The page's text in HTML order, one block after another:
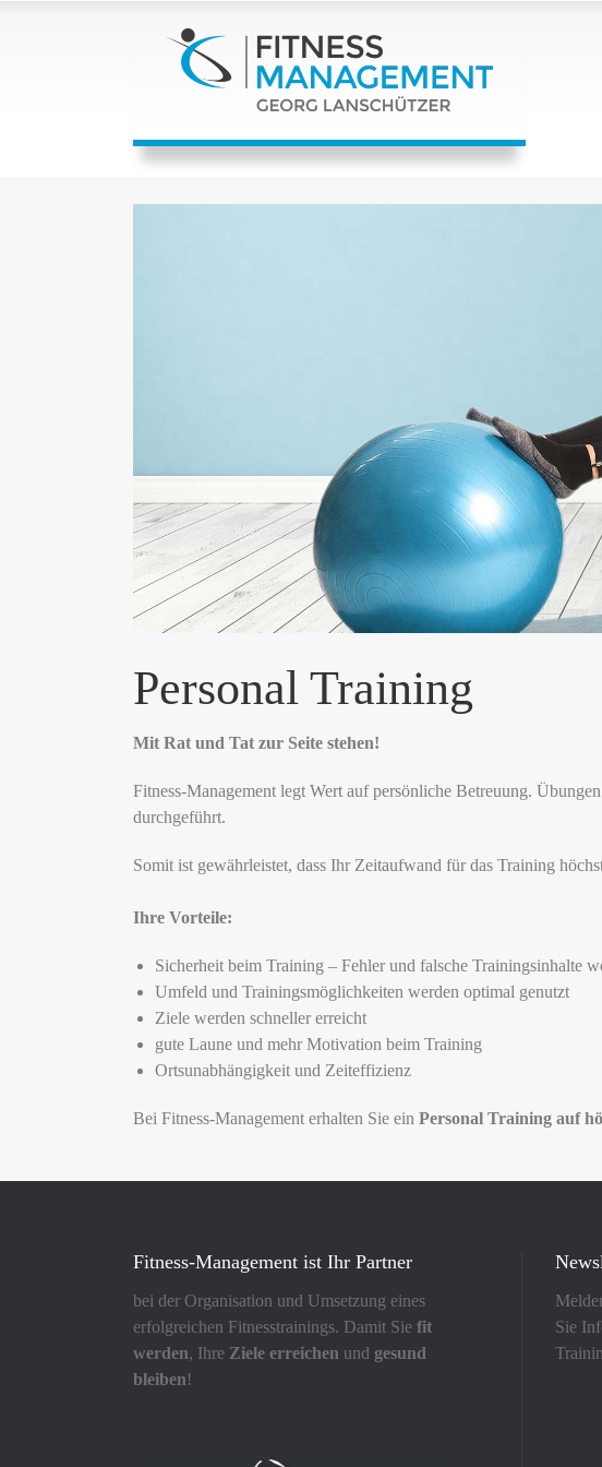
Personal Training
Mit Rat und Tat zur Seite stehen!
Fitness-Management legt Wert auf persönliche Betreuung.
durchgeführt.
Somit ist gewährleistet, dass Ihr Zeitaufwand für das Training
Ihre Vorteile:
Sicherheit beim Training – Fehler und falsche Trainingsinhalte
Umfeld und Trainingsmöglichkeiten werden optimal genutzt
Ziele werden schneller erreicht
gute Laune und mehr Motivation beim Training
Ortsunabhängigkeit und Zeiteffizienz
Bei Fitness-Management erhalten Sie ein Personal Training auf
Fitness-Management ist Ihr Partner
bei der Organisation und Umsetzung eines
erfolgreichen Fitnesstrainings. Damit Sie fit
werden, Ihre Ziele erreichen und gesund
bleiben!
Sie